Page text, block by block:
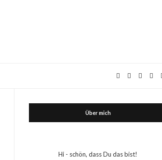
Über mich
Hi - schön, dass Du das bist!